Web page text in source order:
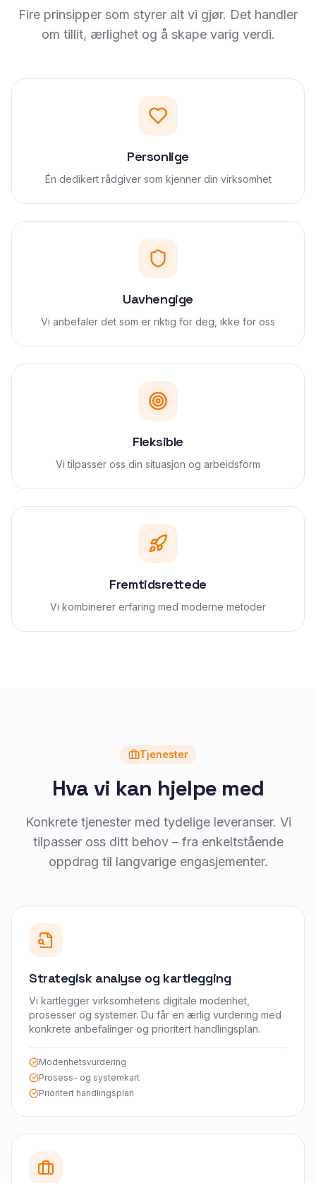
Fire prinsipper som styrer alt vi gjør. Det handler
om tillit, ærlighet og å skape varig verdi.
Personlige
Én dedikert rådgiver som kjenner din virksomhet
Uavhengige
Vi anbefaler det som er riktig for deg, ikke for oss
Fleksible
Vi tilpasser oss din situasjon og arbeidsform
Fremtidsrettede
Vi kombinerer erfaring med moderne metoder
Tjenester
Hva vi kan hjelpe med
Konkrete tjenester med tydelige leveranser. Vi
tilpasser oss ditt behov – fra enkeltstående
oppdrag til langvarige engasjementer.
Strategisk analyse og kartlegging
Vi kartlegger virksomhetens digitale modenhet,
prosesser og systemer. Du får en ærlig vurdering med
konkrete anbefalinger og prioritert handlingsplan.
Modenhetsvurdering
Prosess- og systemkart
Prioritert handlingsplan